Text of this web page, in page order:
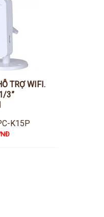
TRỢ WIFI.
3”
K15P